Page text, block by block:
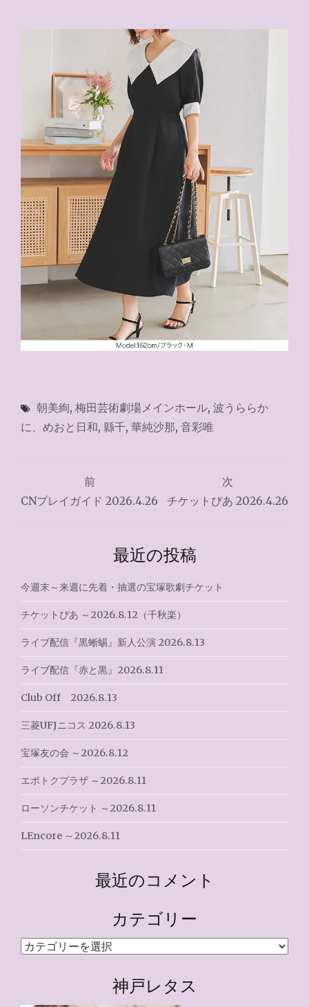
朝美絢, 梅田芸術劇場メインホール, 波うららか
に、めおと日和, 縣千, 華純沙那, 音彩唯
稿
ゲ
ー
シ
ョ
ン
前
CNプレイガイド 2026.4.26
次
チケットぴあ 2026.4.26
最近の投稿
今週末～来週に先着・抽選の宝塚歌劇チケット
チケットぴあ ～2026.8.12（千秋楽）
ライブ配信『黒蜥蜴』新人公演 2026.8.13
ライブ配信『赤と黒』2026.8.11
Club Off 2026.8.13
三菱UFJニコス 2026.8.13
宝塚友の会 ～2026.8.12
エポトクプラザ ～2026.8.11
ローソンチケット ～2026.8.11
LEncore ～2026.8.11
最近のコメント
カテゴリー
カ
神戸レタス